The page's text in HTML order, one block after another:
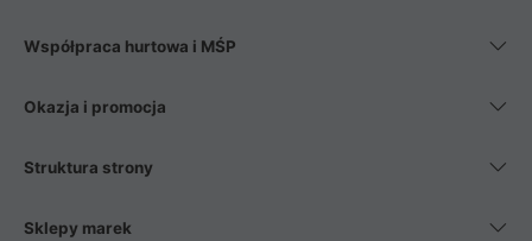
Współpraca hurtowa i MŚP
Okazja i promocja
Struktura strony
Sklepy marek